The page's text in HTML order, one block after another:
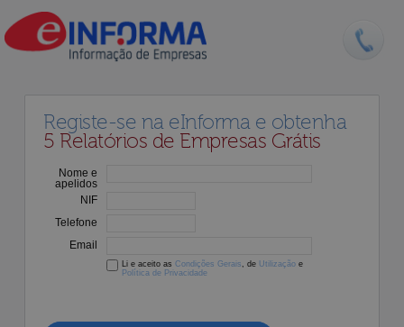
Registe-se na eInforma e obtenha
5 Relatórios de Empresas Grátis
Nome e
apelidos
NIF
Telefone
Email
Li e aceito as Condições Gerais , de Utilização e
Política de Privacidade